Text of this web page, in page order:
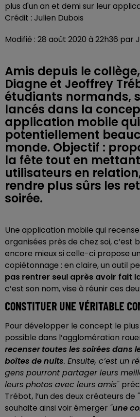
plus d'un an et demi sur leur
Crédit : Julien Dubois
Modifié : 28 août 2020 à 22h36 par
Amis depuis le
Diagne et Jeoffrey
étudiants normands,
lancés dans la
application mobile
potentiellement
monde. Objectif :
la fête tout en
utilisateurs en
rendre plus sûrs les
soirée.
Une application mobile qui
organisées près de chez soi, c’est
encore mieux si celle-ci propose
copiétonnage : en claire, un outil
pas rentrer seul après avoir fait
c’est son nom, vise à réunir ces
CONSTITUER UNE VÉRITABLE
Pour développer le concept le
possible dans l’agglomération
recenser toutes les soirées dans
boîtes de nuits. Ensuite, c’est un
gens pourront partager leurs
leurs photos avec leurs amis"
Trébot, l’un des deux créateurs de
souhaite ainsi voir émerger "une